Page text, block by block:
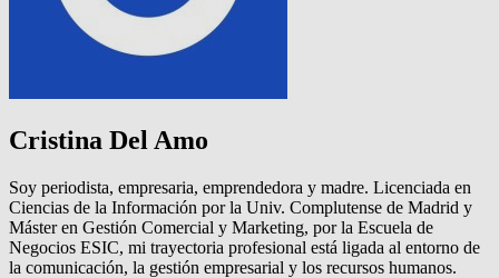
Cristina Del Amo
Soy periodista, empresaria, emprendedora y madre. Licenciada en
Ciencias de la Información por la Univ. Complutense de Madrid y
Máster en Gestión Comercial y Marketing, por la Escuela de
Negocios ESIC, mi trayectoria profesional está ligada al entorno de
la comunicación, la gestión empresarial y los recursos humanos.